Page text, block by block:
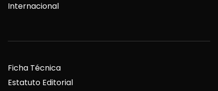
Internacional
Ficha Técnica
Estatuto Editorial